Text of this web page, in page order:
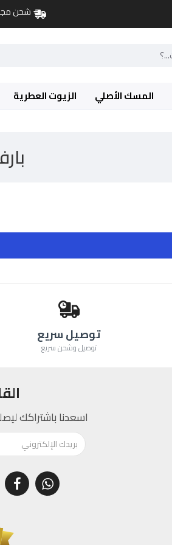
شحن مجاني
المسك الأصلي الزيوت العطرية
توصيل سريع
توصيل وشحن سريع
اسعدنا باشتراكك